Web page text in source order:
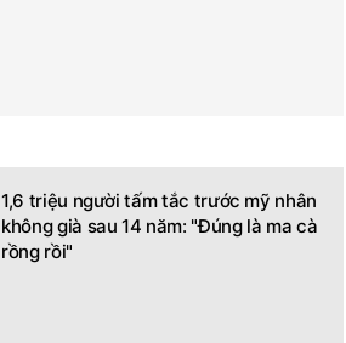
1,6 triệu người tấm tắc trước mỹ nhân
không già sau 14 năm: "Đúng là ma cà
rồng rồi"